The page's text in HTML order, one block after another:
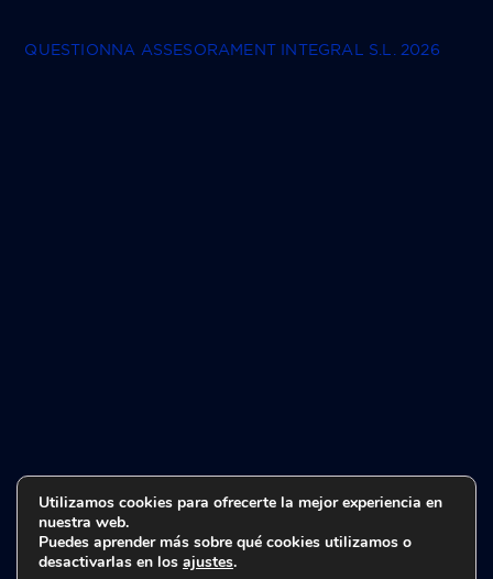
QUESTIONNA ASSESORAMENT INTEGRAL S.L. 2026
Utilizamos cookies para ofrecerte la mejor experiencia en
nuestra web.
Puedes aprender más sobre qué cookies utilizamos o
desactivarlas en los ajustes.